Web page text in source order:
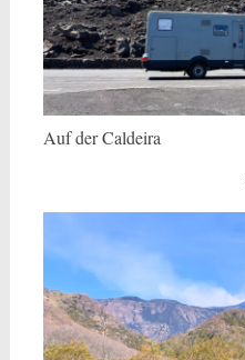
Auf der Caldeira